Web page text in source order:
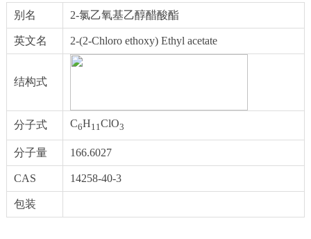
别名 2-氯乙氧基乙醇醋酸酯
英文名 2-(2-Chloro ethoxy) Ethyl acetate
结构式
分子式 C6H11ClO3
分子量 166.6027
CAS 14258-40-3
包装